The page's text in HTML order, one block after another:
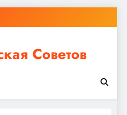
Советов
строительство, в Мастерской